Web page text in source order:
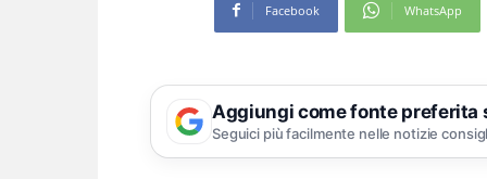
Facebook WhatsApp
Aggiungi come fonte preferita
Seguici più facilmente nelle notizie